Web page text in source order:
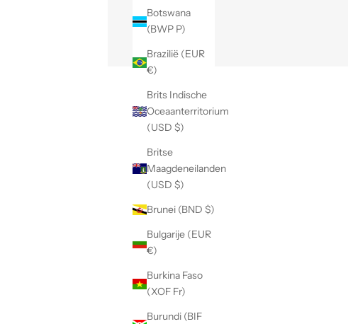
Botswana
(BWP P)
Brazilië (EUR
€)
Brits Indische
Oceaanterritorium
(USD $)
Britse
Maagdeneilanden
(USD $)
Brunei (BND $)
Bulgarije (EUR
€)
Burkina Faso
(XOF Fr)
Burundi (BIF